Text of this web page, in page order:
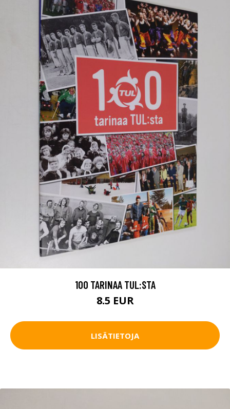
100 TARINAA TUL:STA
8.5 EUR
LISÄTIETOJA